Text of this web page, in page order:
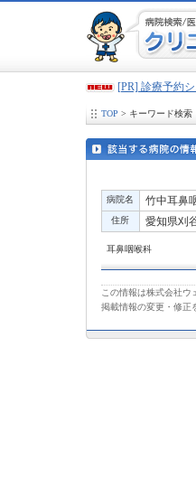
[PR] 診療予約
TOP > キーワード検索
病院名 竹中耳鼻
住所 愛知県刈
耳鼻咽喉科
この情報は株式会社ウ
掲載情報の変更・修正